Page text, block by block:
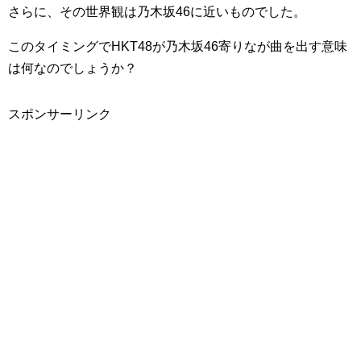
さらに、その世界観は乃木坂46に近いものでした。
このタイミングでHKT48が乃木坂46寄りなが曲を出す意味
は何なのでしょうか？
スポンサーリンク